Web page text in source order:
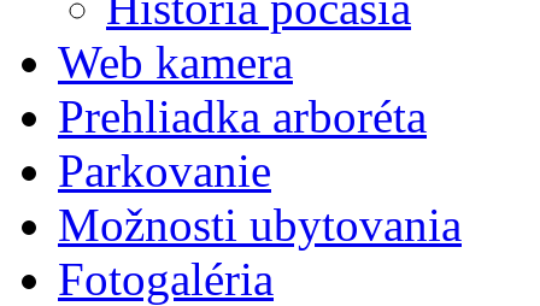
Web kamera
Prehliadka arboréta
Parkovanie
Možnosti ubytovania
Fotogaléria